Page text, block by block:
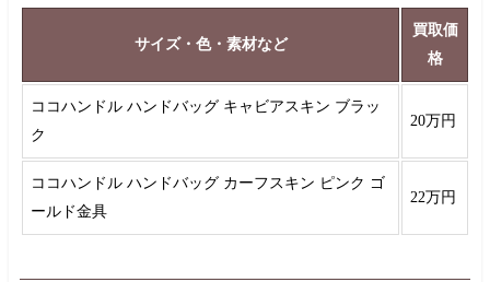
サイズ・色・素材など
買取価
格
ココハンドル ハンドバッグ キャビアスキン ブラッ
ク
20万円
ココハンドル ハンドバッグ カーフスキン ピンク ゴ
ールド金具
22万円